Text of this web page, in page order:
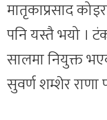
मातृकाप्रसाद
पनि यस्तै भयो ।
सालमा नियुक्त
सुवर्ण शम्शेर राणा